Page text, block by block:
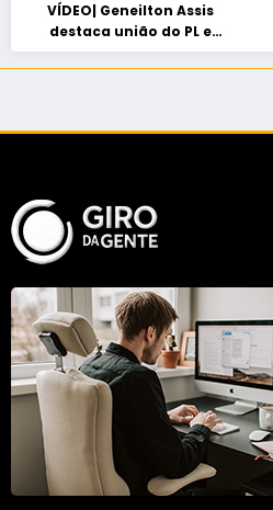
VÍDEO| Geneilton Assis
destaca união do PL e
consolidação de apoio a
Maycon Tombini em Jataí